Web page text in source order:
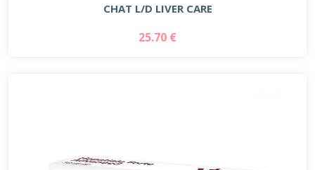
CHAT L/D LIVER CARE
25.70 €